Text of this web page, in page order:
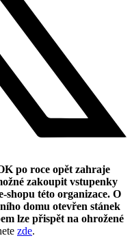
po roce opět zahraje
zakoupit vstupenky
shopu této organizace. O
domu otevřen stánek
lze přispět na ohrožené
zde.